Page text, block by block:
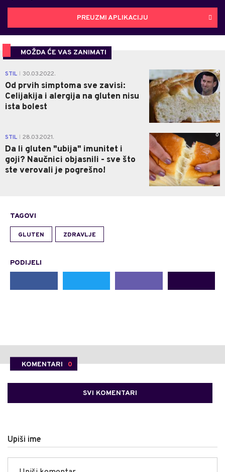
PREUZMI APLIKACIJU
MOŽDA ĆE VAS ZANIMATI
STIL 30.03.2022.
Od prvih simptoma sve zavisi:
Celijakija i alergija na gluten nisu
ista bolest
0
STIL 28.03.2021.
Da li gluten "ubija" imunitet i
goji? Naučnici objasnili - sve što
ste verovali je pogrešno!
0
TAGOVI
GLUTEN ZDRAVLJE
PODIJELI
KOMENTARI 0
SVI KOMENTARI
Upiši ime